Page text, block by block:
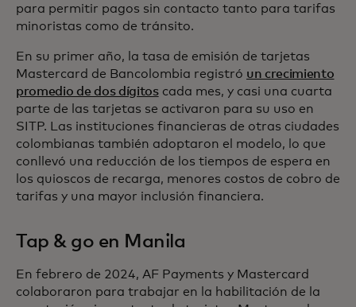
para permitir pagos sin contacto tanto para tarifas
minoristas como de tránsito.
En su primer año, la tasa de emisión de tarjetas
Mastercard de Bancolombia registró un crecimiento
promedio de dos dígitoscada mes, y casi una cuarta
parte de las tarjetas se activaron para su uso en
SITP. Las instituciones financieras de otras ciudades
colombianas también adoptaron el modelo, lo que
conllevó una reducción de los tiempos de espera en
los quioscos de recarga, menores costos de cobro de
tarifas y una mayor inclusión financiera.
Tap & go en Manila
En febrero de 2024, AF Payments y Mastercard
colaboraron para trabajar en la habilitación de la